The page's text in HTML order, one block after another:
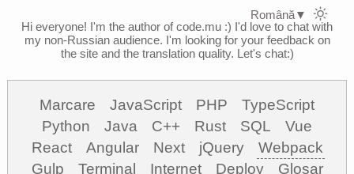
Hi everyone! I'm the author of code.mu :) I'd love to chat with
my non-Russian audience. I'm looking for your feedback on
the site and the translation quality. Let's chat:)
Marcare JavaScript PHP
TypeScript
Python
Java C++ Rust SQL
Vue
React
Angular Next jQuery
Webpack
Gulp
Terminal Internet Deploy Glosar
Română▼